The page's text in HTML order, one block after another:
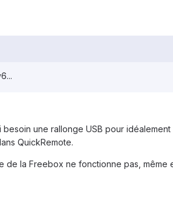
une rallonge USB pour
QuickRemote.
la Freebox ne fonctionne pas, même